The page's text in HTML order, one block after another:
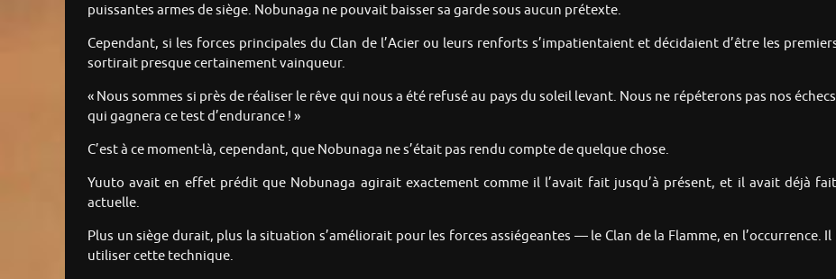
puissantes armes de siège. Nobunaga ne pouvait baisser sa garde sous aucun prétexte.
Cependant, si les forces principales du Clan de l’Acier ou leurs renforts s’impatientaient et décidaient d’être les
sortirait presque certainement vainqueur.
« Nous sommes si près de réaliser le rêve qui nous a été refusé au pays du soleil levant. Nous ne répéterons pas nos
qui gagnera ce test d’endurance ! »
C’est à ce moment-là, cependant, que Nobunaga ne s’était pas rendu compte de quelque chose.
Yuuto avait en effet prédit que Nobunaga agirait exactement comme il l’avait fait jusqu’à présent, et il avait déjà
actuelle.
Plus un siège durait, plus la situation s’améliorait pour les forces assiégeantes — le Clan de la Flamme, en l’occurrence.
utiliser cette technique.